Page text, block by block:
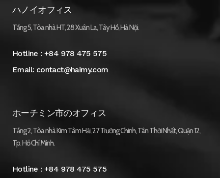
ハノイオフィス
Tầng 5, Tòa nhà HT, 28 Xuân La, Tây Hồ, Hà Nội.
Hotline :+84 978 475 575
Email: contact@haimy.com
ホーチミン市のオフィス
Tầng 2, Tòa nhà Kim Tâm Hải, 27 Trường Chinh, Tân Thới Nhất, Quận 12,
Tp. Hồ Chí Minh.
Hotline :+84 978 475 575